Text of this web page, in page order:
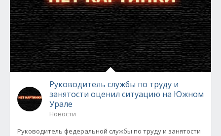
Руководитель службы по труду и
занятости оценил ситуацию на Южном
Урале
Новости
Руководитель федеральной службы по труду и занятости